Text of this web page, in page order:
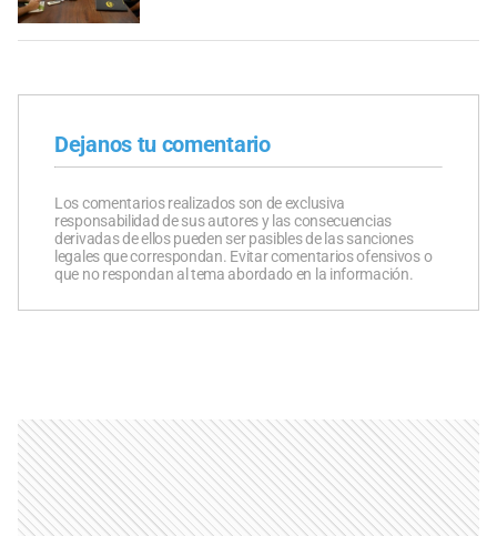
Dejanos tu comentario
Los comentarios realizados son de exclusiva
responsabilidad de sus autores y las consecuencias
derivadas de ellos pueden ser pasibles de las sanciones
legales que correspondan. Evitar comentarios ofensivos o
que no respondan al tema abordado en la información.